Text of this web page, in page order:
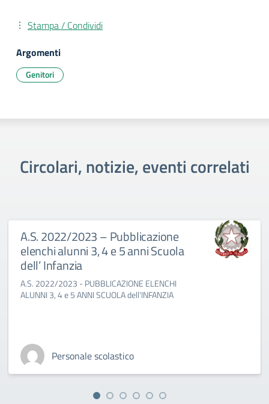
Stampa / Condividi
Argomenti
Genitori
Circolari, notizie, eventi correlati
A.S. 2022/2023 – Pubblicazione
elenchi alunni 3, 4 e 5 anni Scuola
dell’ Infanzia
A.S. 2022/2023 - PUBBLICAZIONE ELENCHI
ALUNNI 3, 4 e 5 ANNI SCUOLA dell'INFANZIA
Personale scolastico